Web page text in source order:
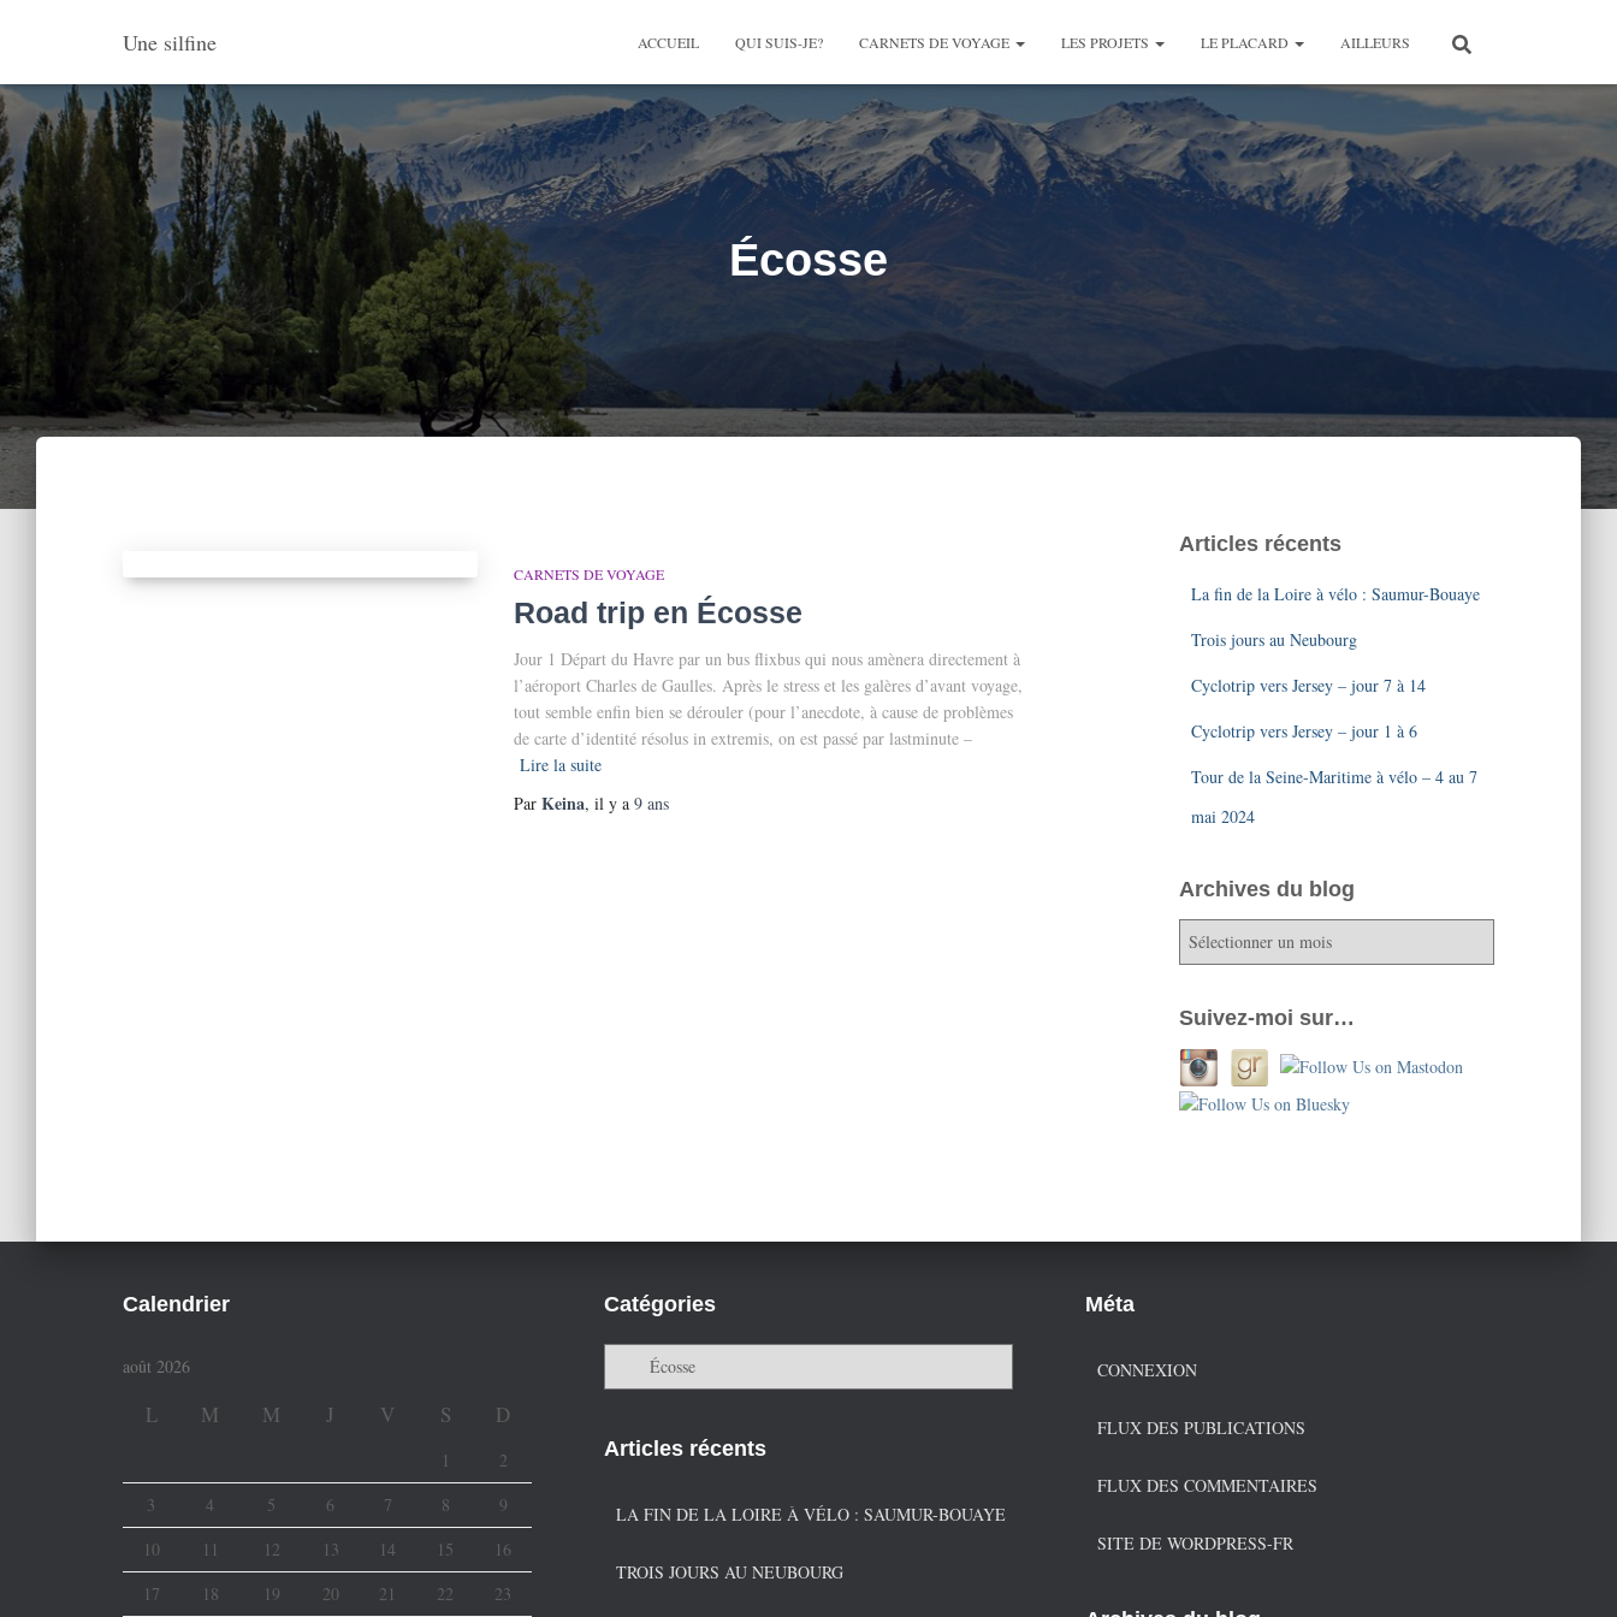
Une silfine ACCUEIL QUI SUIS-JE? CARNETS DE VOYAGE LES PROJETS LE PLACARD AILLEURS
Écosse
CARNETS DE VOYAGE
Road trip en Écosse
Jour 1 Départ du Havre par un bus flixbus qui nous amènera directement à
l’aéroport Charles de Gaulles. Après le stress et les galères d’avant voyage,
tout semble enfin bien se dérouler (pour l’anecdote, à cause de problèmes
de carte d’identité résolus in extremis, on est passé par lastminute –
Lire la suite
Par Keina, il y a 9 ans
Articles récents
La fin de la Loire à vélo : Saumur-Bouaye
Trois jours au Neubourg
Cyclotrip vers Jersey – jour 7 à 14
Cyclotrip vers Jersey – jour 1 à 6
Tour de la Seine-Maritime à vélo – 4 au 7
mai 2024
Archives du blog
r
h
v
e
s
o
Suivez-moi sur…
Calendrier
août 2026
L M M J V S D
1
2
3
4 5 6 7 8
9
10
11 12 13 14 15
16
17
18 19 20 21 22 23
Catégories
gArticles récents
LA FIN DE LA LOIRE À VÉLO : SAUMUR-BOUAYE
TROIS JOURS AU NEUBOURG
Méta
CONNEXION
FLUX DES PUBLICATIONS
FLUX DES COMMENTAIRES
SITE DE WORDPRESS-FR